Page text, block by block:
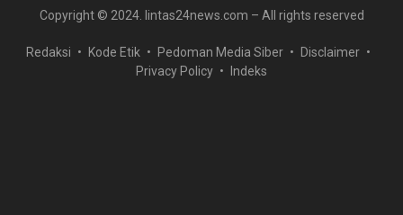
Copyright © 2024. lintas24news.com – All rights reserved
Redaksi Kode Etik Pedoman Media Siber
Disclaimer
Privacy Policy
Indeks